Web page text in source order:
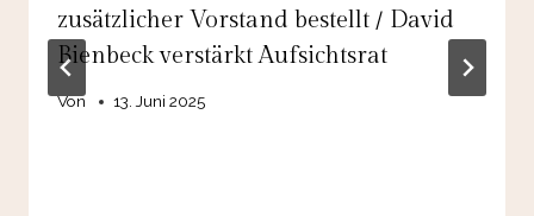
zusätzlicher Vorstand bestellt / David
Bienbeck verstärkt Aufsichtsrat
Von 13. Juni 2025